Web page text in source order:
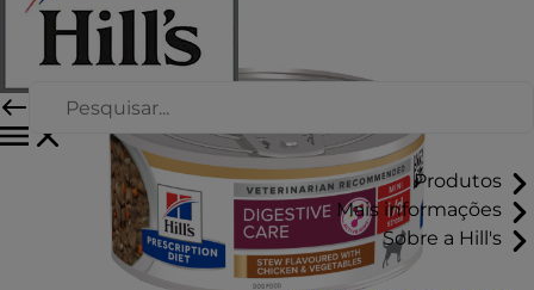
Produtos
Mais informações
Sobre a Hill's